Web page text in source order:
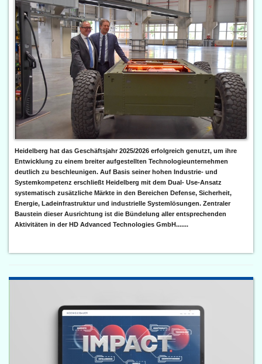
Heidelberg hat das Geschäftsjahr 2025/2026 erfolgreich genutzt, um ihre
Entwicklung zu einem breiter aufgestellten Technologieunternehmen
deutlich zu beschleunigen. Auf Basis seiner hohen Industrie- und
Systemkompetenz erschließt Heidelberg mit dem Dual- Use-Ansatz
systematisch zusätzliche Märkte in den Bereichen Defense, Sicherheit,
Energie, Ladeinfrastruktur und industrielle Systemlösungen. Zentraler
Baustein dieser Ausrichtung ist die Bündelung aller entsprechenden
Aktivitäten in der HD Advanced Technologies GmbH.......